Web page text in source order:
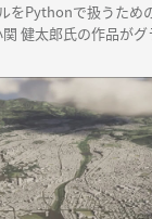
をPythonで扱うため
健太郎氏の作品が